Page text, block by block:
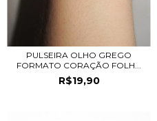
PULSEIRA OLHO GREGO
FORMATO CORAÇÃO FOLH...
R$19,90